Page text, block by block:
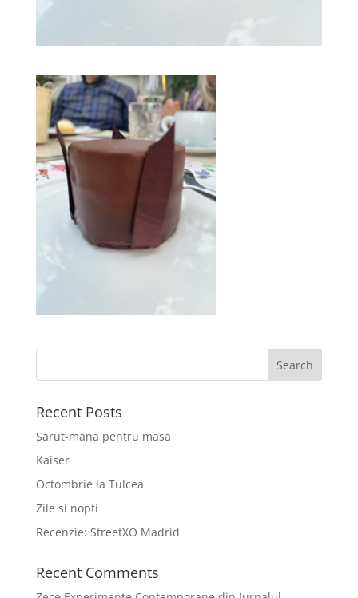
Recent Posts
Sarut-mana pentru masa
Kaiser
Octombrie la Tulcea
Zile si nopti
Recenzie: StreetXO Madrid
Recent Comments